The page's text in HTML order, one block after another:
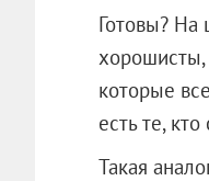
Готовы? На
хорошисты,
которые
есть те,
Такая